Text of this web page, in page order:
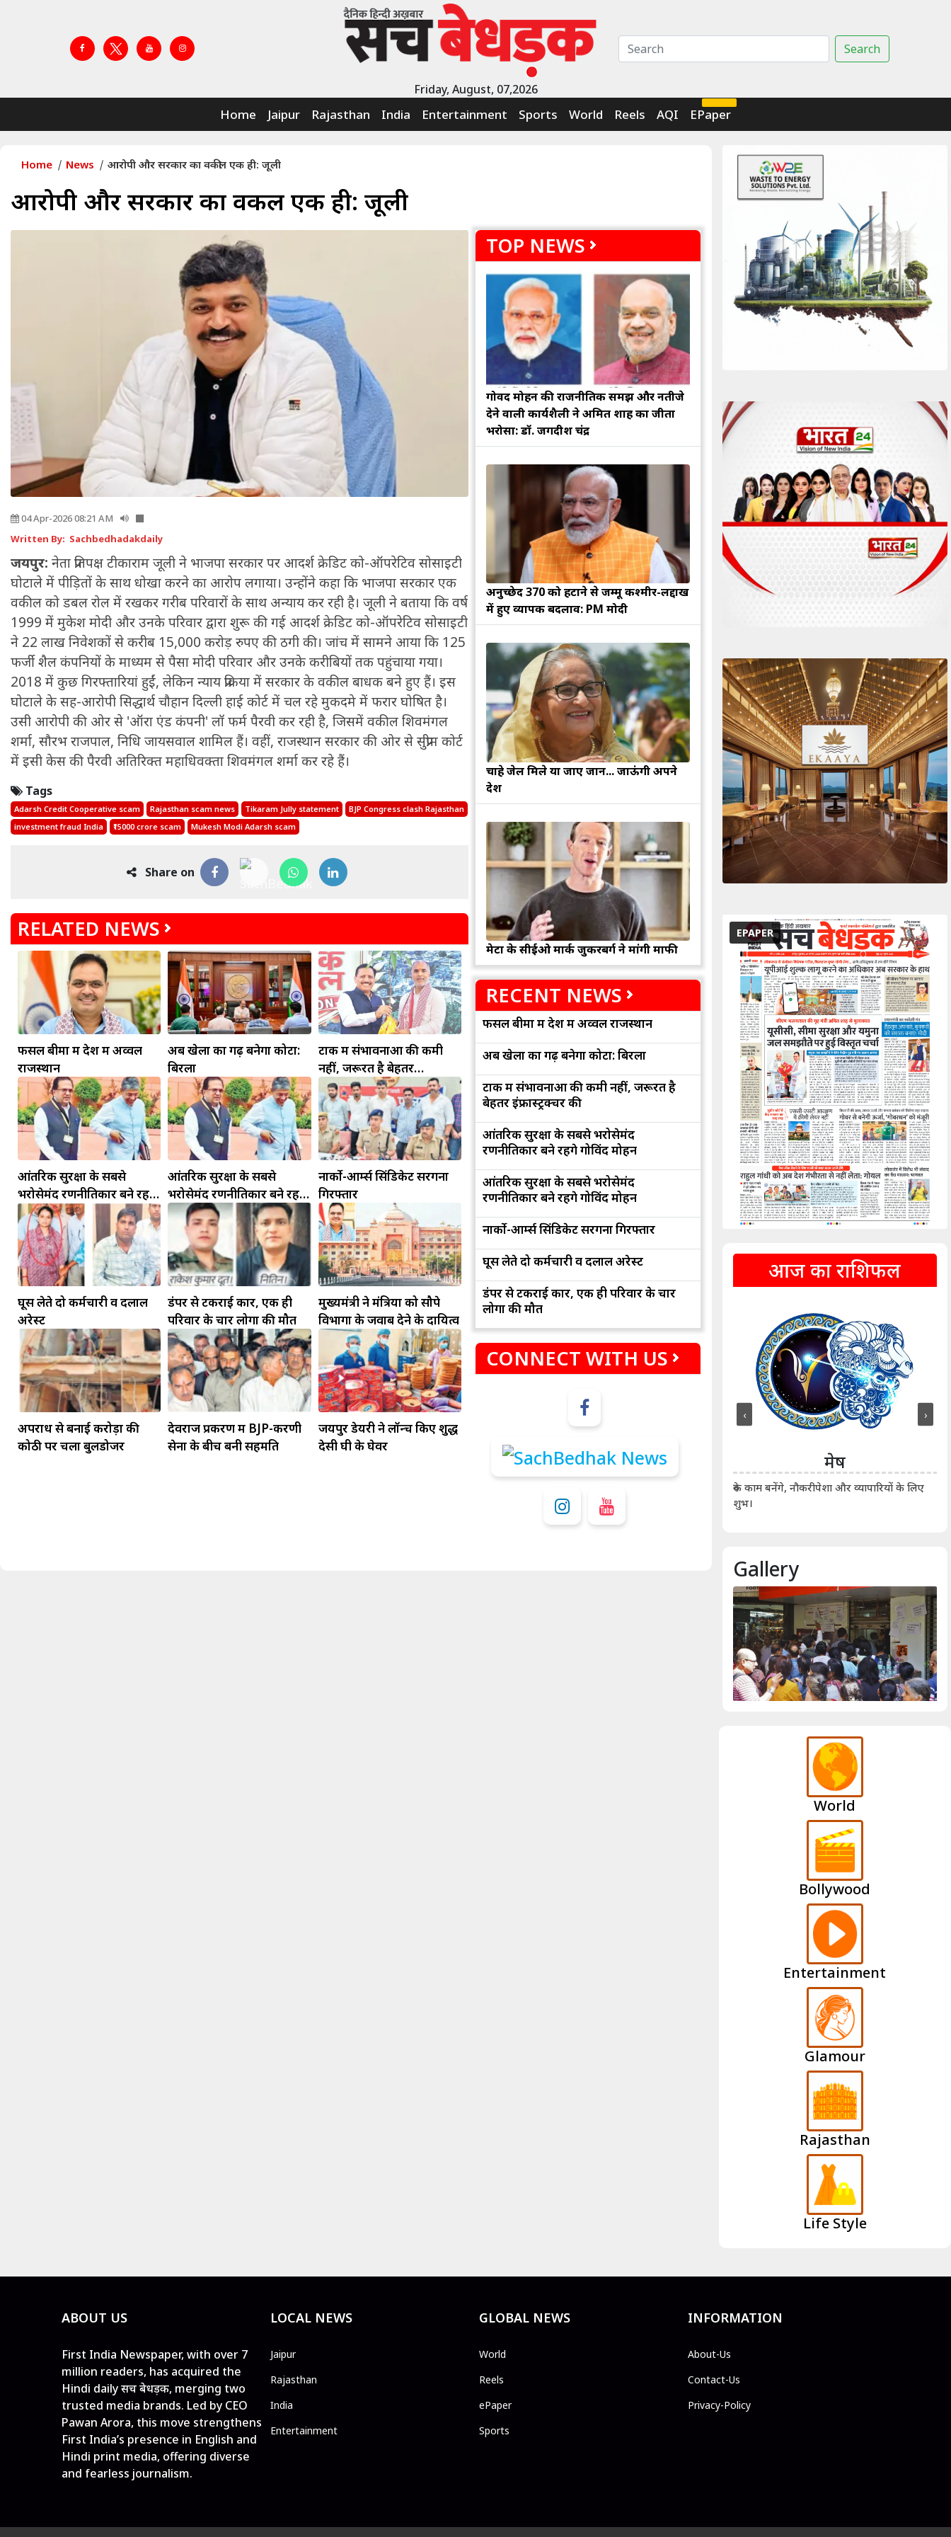
Friday, August, 07,2026
Search
Home Jaipur Rajasthan India Entertainment Sports World Reels AQI EPaper
Home News आरोपी और सरकार का वकील एक ही: जूली
आरोपी और सरकार का वकील एक ही: जूली
04 Apr-2026 08:21 AM
Written By: Sachbedhadakdaily
जयपुर: नेता प्रतिपक्ष टीकाराम जूली ने भाजपा सरकार पर आदर्श क्रेडिट को-ऑपरेटिव सोसाइटी
घोटाले में पीड़ितों के साथ धोखा करने का आरोप लगाया। उन्होंने कहा कि भाजपा सरकार एक
वकील को डबल रोल में रखकर गरीब परिवारों के साथ अन्याय कर रही है। जूली ने बताया कि वर्ष
1999 में मुकेश मोदी और उनके परिवार द्वारा शुरू की गई आदर्श क्रेडिट को-ऑपरेटिव सोसाइटी
ने 22 लाख निवेशकों से करीब 15,000 करोड़ रुपए की ठगी की। जांच में सामने आया कि 125
फर्जी शैल कंपनियों के माध्यम से पैसा मोदी परिवार और उनके करीबियों तक पहुंचाया गया।
2018 में कुछ गिरफ्तारियां हुईं, लेकिन न्याय प्रक्रिया में सरकार के वकील बाधक बने हुए हैं। इस
घोटाले के सह-आरोपी सिद्धार्थ चौहान दिल्ली हाई कोर्ट में चल रहे मुकदमे में फरार घोषित है।
उसी आरोपी की ओर से 'ऑरा एंड कंपनी' लॉ फर्म पैरवी कर रही है, जिसमें वकील शिवमंगल
शर्मा, सौरभ राजपाल, निधि जायसवाल शामिल हैं। वहीं, राजस्थान सरकार की ओर से सुप्रीम कोर्ट
में इसी केस की पैरवी अतिरिक्त महाधिवक्ता शिवमंगल शर्मा कर रहे हैं।
Tags
Adarsh Credit Cooperative scam Rajasthan scam news Tikaram Jully statement
BJP Congress clash Rajasthan
investment fraud India
₹15000 crore scam Mukesh Modi Adarsh scam
Share on
RELATED NEWS
फसल बीमा में देश में अव्वल
राजस्थान
अब खेलों का गढ़ बनेगा कोटा:
बिरला
टोंक में संभावनाओं की कमी
नहीं, जरूरत है बेहतर
इंफ्रास्ट्रक्चर की
आंतरिक सुरक्षा के सबसे
भरोसेमंद रणनीतिकार बने रहेंगे
गोविंद मोहन
आंतरिक सुरक्षा के सबसे
भरोसेमंद रणनीतिकार बने रहेंगे
गोविंद मोहन
नार्को-आर्म्स सिंडिकेट सरगना
गिरफ्तार
घूस लेते दो कर्मचारी व दलाल
अरेस्ट
डंपर से टकराई कार, एक ही
परिवार के चार लोगों की मौत
मुख्यमंत्री ने मंत्रियों को सौपे
विभागों के जवाब देने के दायित्व
अपराध से बनाई करोड़ों की
कोठी पर चला बुलडोजर
देवराज प्रकरण में BJP-करणी
सेना के बीच बनी सहमति
जयपुर डेयरी ने लॉन्च किए शुद्ध
देसी घी के घेवर
TOP NEWS
गोविंद मोहन की राजनीतिक समझ और नतीजे
देने वाली कार्यशैली ने अमित शाह का जीता
भरोसा: डॉ. जगदीश चंद्र
अनुच्छेद 370 को हटाने से जम्मू कश्मीर-लद्दाख
में हुए व्यापक बदलाव: PM मोदी
चाहे जेल मिले या जाए जान... जाऊंगी अपने
देश
मेटा के सीईओ मार्क जुकरबर्ग ने मांगी माफी
RECENT NEWS
फसल बीमा में देश में अव्वल राजस्थान
अब खेलों का गढ़ बनेगा कोटा: बिरला
टोंक में संभावनाओं की कमी नहीं, जरूरत है
बेहतर इंफ्रास्ट्रक्चर की
आंतरिक सुरक्षा के सबसे भरोसेमंद
रणनीतिकार बने रहेंगे गोविंद मोहन
आंतरिक सुरक्षा के सबसे भरोसेमंद
रणनीतिकार बने रहेंगे गोविंद मोहन
नार्को-आर्म्स सिंडिकेट सरगना गिरफ्तार
घूस लेते दो कर्मचारी व दलाल अरेस्ट
डंपर से टकराई कार, एक ही परिवार के चार
लोगों की मौत
CONNECT WITH US
EPAPER
आज का राशिफल
धनु
मकर कुंभ
धनलाभ के अवसरों में वृद्धि के साथ अपनी योजनाओंसंभलकर रहे, जल्दबाजी नहीं दिखाए। कानूनी वाद-
विवादों से बचे।
मेष
रुके काम बनेंगे, नौकरीपेशा और व्यापारियों के लिए
शुभ।
‹ ›
Gallery
World
Bollywood
Entertainment
Glamour
Rajasthan
Life Style
ABOUT US
First India Newspaper, with over 7
million readers, has acquired the
Hindi daily सच बेधड़क, merging two
trusted media brands. Led by CEO
Pawan Arora, this move strengthens
First India’s presence in English and
Hindi print media, offering diverse
and fearless journalism.
LOCAL NEWS
Jaipur
Rajasthan
India
Entertainment
GLOBAL NEWS
World
Reels
ePaper
Sports
INFORMATION
About-Us
Contact-Us
Privacy-Policy